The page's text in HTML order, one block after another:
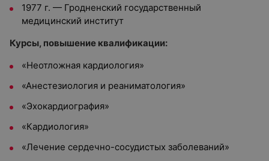
1977 г. — Гродненский государственный
медицинский институт
Курсы, повышение квалификации:
«Неотложная кардиология»
«Анестезиология и реаниматология»
«Эхокардиография»
«Кардиология»
«Лечение сердечно-сосудистых заболеваний»